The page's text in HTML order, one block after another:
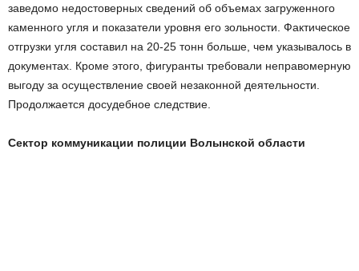
заведомо недостоверных сведений об объемах загруженного
каменного угля и показатели уровня его зольности. Фактическое
отгрузки угля составил на 20-25 тонн больше, чем указывалось в
документах. Кроме этого, фигуранты требовали неправомерную
выгоду за осуществление своей незаконной деятельности.
Продолжается досудебное следствие.
Сектор коммуникации полиции Волынской области